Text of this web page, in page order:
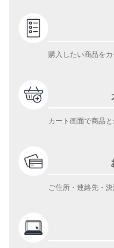
購入したい商品をカ
カート画面で商品と
ご住所・連絡先・